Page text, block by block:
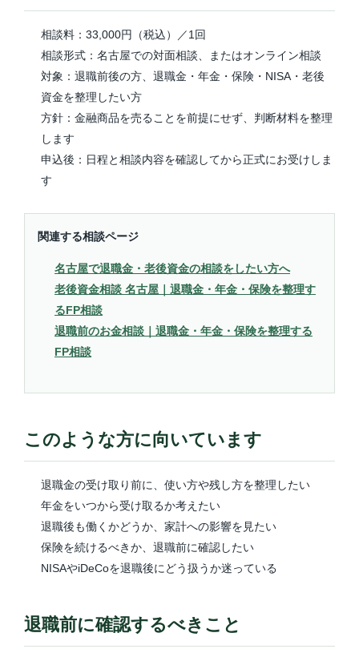
相談料：33,000円（税込）／1回
相談形式：名古屋での対面相談、またはオンライン相談
対象：退職前後の方、退職金・年金・保険・NISA・老後
資金を整理したい方
方針：金融商品を売ることを前提にせず、判断材料を整理
します
申込後：日程と相談内容を確認してから正式にお受けしま
す
関連する相談ページ
名古屋で退職金・老後資金の相談をしたい方へ
老後資金相談 名古屋｜退職金・年金・保険を整理す
るFP相談
退職前のお金相談｜退職金・年金・保険を整理する
FP相談
このような方に向いています
退職金の受け取り前に、使い方や残し方を整理したい
年金をいつから受け取るか考えたい
退職後も働くかどうか、家計への影響を見たい
保険を続けるべきか、退職前に確認したい
NISAやiDeCoを退職後にどう扱うか迷っている
退職前に確認するべきこと